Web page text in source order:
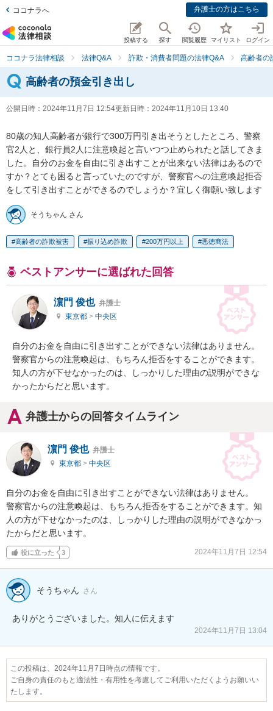
ココナラへ 弁護士の方はこちら
投稿する 探す 閲覧履歴 マイリスト ログイン
ココナラ法律相談 法律Q&A 詐欺・消費者問題の法律Q&A 高齢者の
高齢者の預金引き出し
公開日時： 2024年11月7日 12:54更新日時： 2024年11月10日 13:40
80歳の知人高齢者が銀行で300万円引き出そうとしたところ、警察
官2人と、銀行員2人に注意喚起と言いつつ止められたと話してきま
した。自分のお金を自由に引き出すことが出来ない法律はあるので
すか？とても困ると言っていたのですが、警察官への注意喚起拒否
をして引き出すことができるのでしょうか？宜しく御願い致します
そうちゃん さん
高齢者の詐欺被害 振り込め詐欺 200万円以上 悪徳商法
ベストアンサーに選ばれた回答
濵門 俊也 弁護士
東京都 > 中央区
自分のお金を自由に引き出すことができない法律はありません。
警察官からの注意喚起は、もちろん拒否をすることができます。
知人の方が下せなかったのは、しっかりした理由の説明ができな
かったからだと思います。
弁護士からの回答タイムライン
濵門 俊也 弁護士
東京都 > 中央区
自分のお金を自由に引き出すことができない法律はありません。
警察官からの注意喚起は、もちろん拒否をすることができます。知
人の方が下せなかったのは、しっかりした理由の説明ができなかっ
たからだと思います。
役に立った 3 2024年11月7日 12:54
そうちゃん さん
ありがとうございました。知人に伝えます
2024年11月7日 13:04
この投稿は、2024年11月7日時点の情報です。
ご自身の責任のもと適法性・有用性を考慮してご利用いただくようお願いい
たします。